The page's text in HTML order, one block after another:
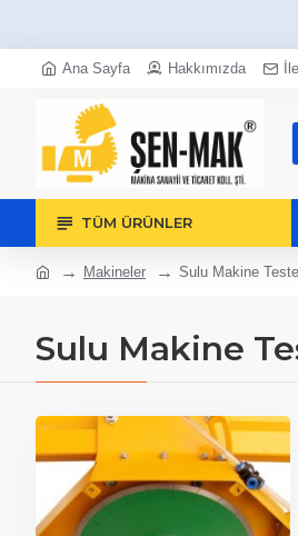
Ana Sayfa Hakkımızda
TÜM ÜRÜNLER
Makineler Sulu Makine
Sulu Makine